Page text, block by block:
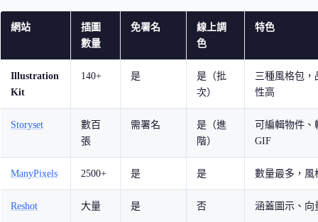
網站
插圖
數量
免署名
線上調
色
特色
Illustration
Kit
140+ 是
是（批
次）
三種風格包，
性高
Storyset
數百
張
需署名
是（進
階）
可編輯物件、
GIF
ManyPixels 2500+ 是 是 數量最多，風
Reshot 大量 是 否 涵蓋圖示、向